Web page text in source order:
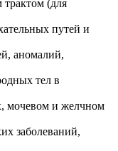
(для
путей и
аномалий,
тел в
мочевом и желчном
заболеваний,